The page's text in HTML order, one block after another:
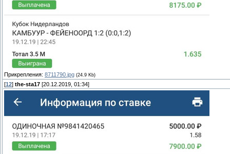
Прикрепления: 8711790.jpg (24.9 Kb)
[12] the-sta17 [20.12.2019, 01:34]